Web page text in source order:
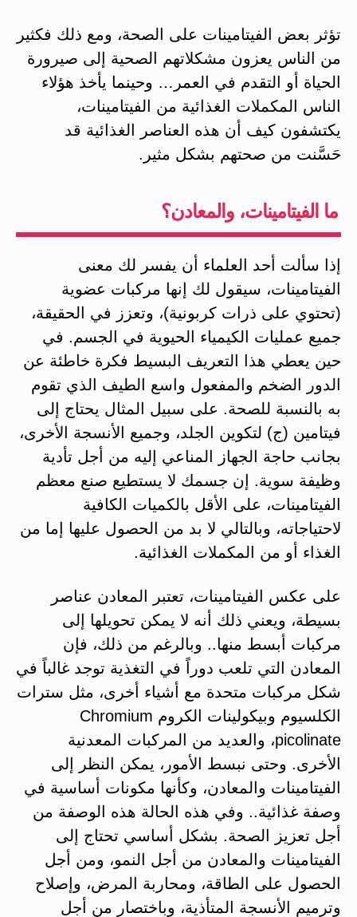
تؤثر بعض الفيتامينات على الصحة، ومع ذلك فكثير
من الناس يعزون مشكلاتهم الصحية إلى صيرورة
الحياة أو التقدم في العمر… وحينما يأخذ هؤلاء
الناس المكملات الغذائية من الفيتامينات،
يكتشفون كيف أن هذه العناصر الغذائية قد
حَسَّنت من صحتهم بشكل مثير.
ما الفيتامينات، والمعادن؟
إذا سألت أحد العلماء أن يفسر لك معنى
الفيتامينات، سيقول لك إنها مركبات عضوية
(تحتوي على ذرات كربونية)، وتعزز في الحقيقة،
جميع عمليات الكيمياء الحيوية في الجسم. في
حين يعطي هذا التعريف البسيط فكرة خاطئة عن
الدور الضخم والمفعول واسع الطيف الذي تقوم
به بالنسبة للصحة. على سبيل المثال يحتاج إلى
فيتامين (ج) لتكوين الجلد، وجميع الأنسجة الأخرى،
بجانب حاجة الجهاز المناعي إليه من أجل تأدية
وظيفة سوية. إن جسمك لا يستطيع صنع معظم
الفيتامينات، على الأقل بالكميات الكافية
لاحتياجاته، وبالتالي لا بد من الحصول عليها إما من
الغذاء أو من المكملات الغذائية.
على عكس الفيتامينات، تعتبر المعادن عناصر
بسيطة، ويعني ذلك أنه لا يمكن تحويلها إلى
مركبات أبسط منها.. وبالرغم من ذلك، فإن
المعادن التي تلعب دوراً في التغذية توجد غالباً في
شكل مركبات متحدة مع أشياء أخرى، مثل سترات
الكلسيوم وبيكولينات الكروم Chromium
picolinate، والعديد من المركبات المعدنية
الأخرى. وحتى نبسط الأمور، يمكن النظر إلى
الفيتامينات والمعادن، وكأنها مكونات أساسية في
وصفة غذائية.. وفي هذه الحالة هذه الوصفة من
أجل تعزيز الصحة. بشكل أساسي تحتاج إلى
الفيتامينات والمعادن من أجل النمو، ومن أجل
الحصول على الطاقة، ومحاربة المرض، وإصلاح
وترميم الأنسجة المتأذية، وباختصار من أجل